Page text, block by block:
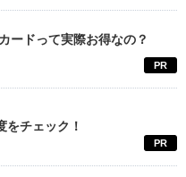
ードって実際お得なの？
PR
をチェック！
PR